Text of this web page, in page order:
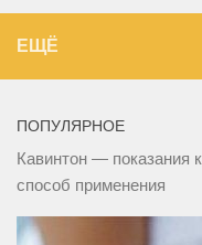
ЕЩЁ
ПОПУЛЯРНОЕ
Кавинтон — показания
способ применения